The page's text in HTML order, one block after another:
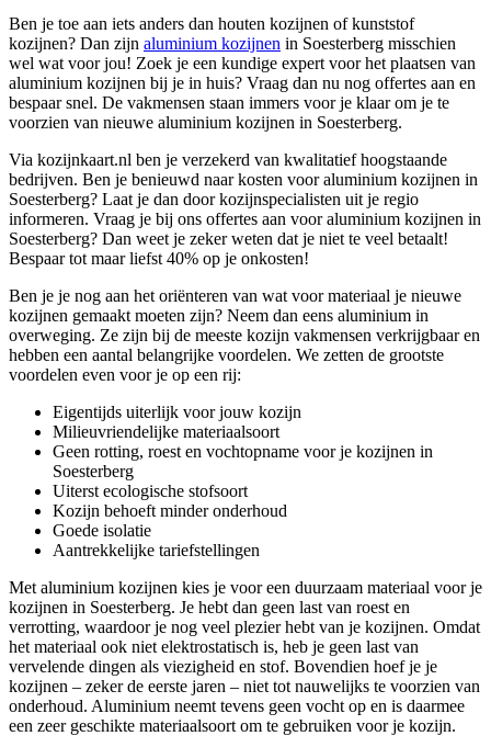
Ben je toe aan iets anders dan houten kozijnen of kunststof
kozijnen? Dan zijn aluminium kozijnen in Soesterberg misschien
wel wat voor jou! Zoek je een kundige expert voor het plaatsen van
aluminium kozijnen bij je in huis? Vraag dan nu nog offertes aan en
bespaar snel. De vakmensen staan immers voor je klaar om je te
voorzien van nieuwe aluminium kozijnen in Soesterberg.
Via kozijnkaart.nl ben je verzekerd van kwalitatief hoogstaande
bedrijven. Ben je benieuwd naar kosten voor aluminium kozijnen in
Soesterberg? Laat je dan door kozijnspecialisten uit je regio
informeren. Vraag je bij ons offertes aan voor aluminium kozijnen in
Soesterberg? Dan weet je zeker weten dat je niet te veel betaalt!
Bespaar tot maar liefst 40% op je onkosten!
Ben je je nog aan het oriënteren van wat voor materiaal je nieuwe
kozijnen gemaakt moeten zijn? Neem dan eens aluminium in
overweging. Ze zijn bij de meeste kozijn vakmensen verkrijgbaar en
hebben een aantal belangrijke voordelen. We zetten de grootste
voordelen even voor je op een rij:
Eigentijds uiterlijk voor jouw kozijn
Milieuvriendelijke materiaalsoort
Geen rotting, roest en vochtopname voor je kozijnen in
Soesterberg
Uiterst ecologische stofsoort
Kozijn behoeft minder onderhoud
Goede isolatie
Aantrekkelijke tariefstellingen
Met aluminium kozijnen kies je voor een duurzaam materiaal voor je
kozijnen in Soesterberg. Je hebt dan geen last van roest en
verrotting, waardoor je nog veel plezier hebt van je kozijnen. Omdat
het materiaal ook niet elektrostatisch is, heb je geen last van
vervelende dingen als viezigheid en stof. Bovendien hoef je je
kozijnen – zeker de eerste jaren – niet tot nauwelijks te voorzien van
onderhoud. Aluminium neemt tevens geen vocht op en is daarmee
een zeer geschikte materiaalsoort om te gebruiken voor je kozijn.